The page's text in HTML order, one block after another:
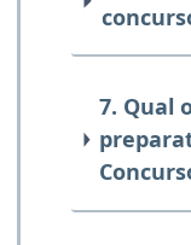
7. Qual